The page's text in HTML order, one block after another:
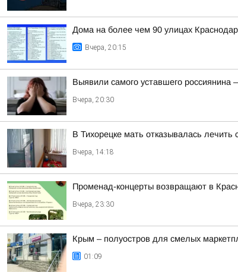
Дома на более чем 90 улицах
Вчера, 20:15
Выявили самого уставшего
Вчера, 20:30
В Тихорецке мать отказывалась лечить
Вчера, 14:18
Променад-концерты возвращают в
Вчера, 23:30
Крым – полуостров для смелых
01:09